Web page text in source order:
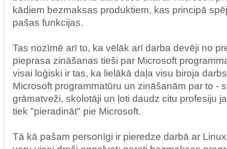
kādiem bezmaksas produktiem, kas principā
pašas funkcijas.
Tas nozīmē arī to, ka vēlāk arī darba devēji no
pieprasa zināšanas tieši par Microsoft
visai loģiski ir tas, ka lielākā daļa visu biroja
Microsoft programmatūru un zināšanām par to -
grāmatveži, skolotāji un ļoti daudz citu profesiju
tiek "pieradināt" pie Microsoft.
Tā kā pašam personīgi ir pieredze darbā ar